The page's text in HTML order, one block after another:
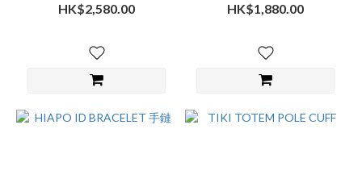
HK$2,580.00 HK$1,880.00